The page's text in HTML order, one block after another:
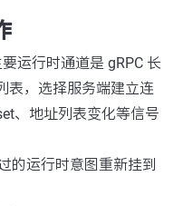
运行时通道是 gRPC 长
表，选择服务端建立连
、地址列表变化等信号
的运行时意图重新挂到